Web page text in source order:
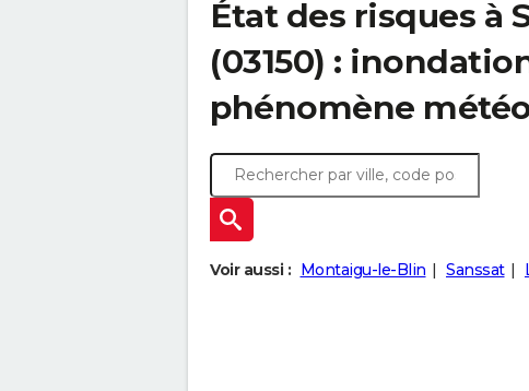
État des risques à
(03150) :
phénomène
Voir aussi : Montaigu-le-Blin Sanssat